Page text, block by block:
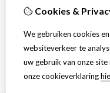
Algemene voorwaarden
Mijn account
Inloggen
Bestelhistorie
Verlanglijst
Nieuwsbrief
Cookies &
We gebruiken cookies
websiteverkeer te
uw gebruik van onze
onze cookieverklaring